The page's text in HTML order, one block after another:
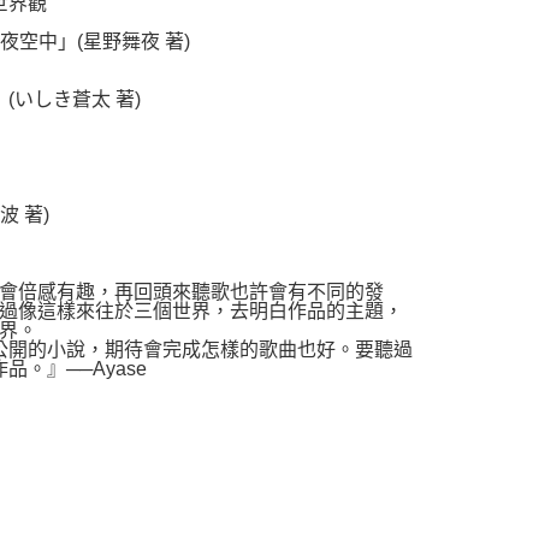
空中」(星野舞夜 著)
(いしき蒼太 著)
著)
倍感有趣，再回頭來聽歌也許會有不同的發
這樣來往於三個世界，去明白作品的主題，
。
的小說，期待會完成怎樣的歌曲也好。要聽過
品。』──Ayase